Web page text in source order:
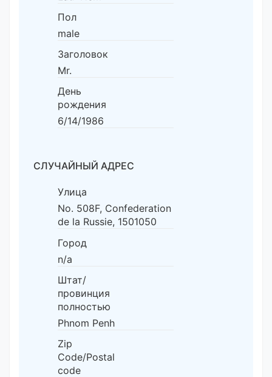
Пол
male
Заголовок
Mr.
День
рождения
6/14/1986
СЛУЧАЙНЫЙ АДРЕС
Улица
No. 508F, Confederation
de la Russie, 1501050
Город
n/a
Штат/
провинция
полностью
Phnom Penh
Zip
Code/Postal
code